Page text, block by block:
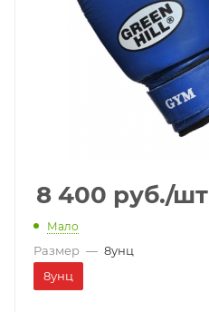
8 400 руб./шт
Мало
Размер — 8унц
8унц